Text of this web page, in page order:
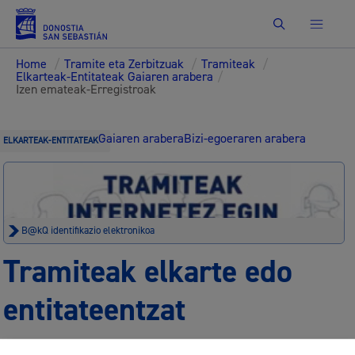
Bilatu
Home / Tramite eta Zerbitzuak / Tramiteak /
Elkarteak-Entitateak Gaiaren arabera /
Izen emateak-Erregistroak
ELKARTEAK-ENTITATEAKGaiaren araberaBizi-egoeraren arabera
B@kQ identifikazio elektronikoa
Tramiteak elkarte edo
entitateentzat